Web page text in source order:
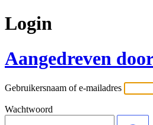
Login
Aangedreven
Gebruikersnaam of e-mailadres
Wachtwoord